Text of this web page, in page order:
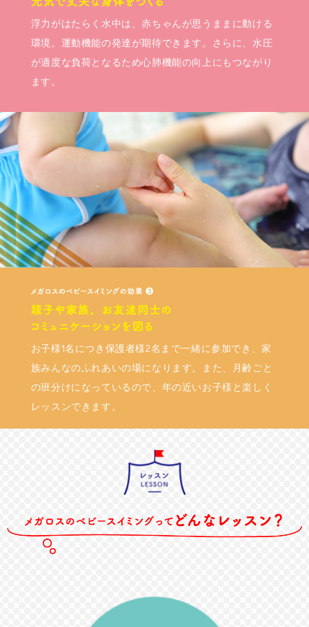
浮力がはたらく水中は、赤ちゃんが思うままに動ける
環境。運動機能の発達が期待できます。さらに、水圧
が適度な負荷となるため心肺機能の向上にもつながり
ます。
お子様1名につき保護者様2名まで一緒に参加でき、家
族みんなのふれあいの場になります。また、月齢ごと
の班分けになっているので、年の近いお子様と楽しく
レッスンできます。